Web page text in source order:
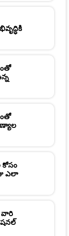
కోసం
ఎలా
వారి